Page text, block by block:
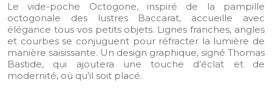
Le vide-poche Octogone, inspiré de la pampille
octogonale des lustres Baccarat, accueille avec
élégance tous vos petits objets. Lignes franches, angles
et courbes se conjuguent pour réfracter la lumière de
manière saisissante. Un design graphique, signé Thomas
Bastide, qui ajoutera une touche d’éclat et de
modernité, où qu’il soit placé.